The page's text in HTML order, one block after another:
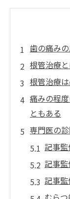
歯の痛み
根管治療
根管治療
痛みの程
ともある
専門医の
記事
記事
記事